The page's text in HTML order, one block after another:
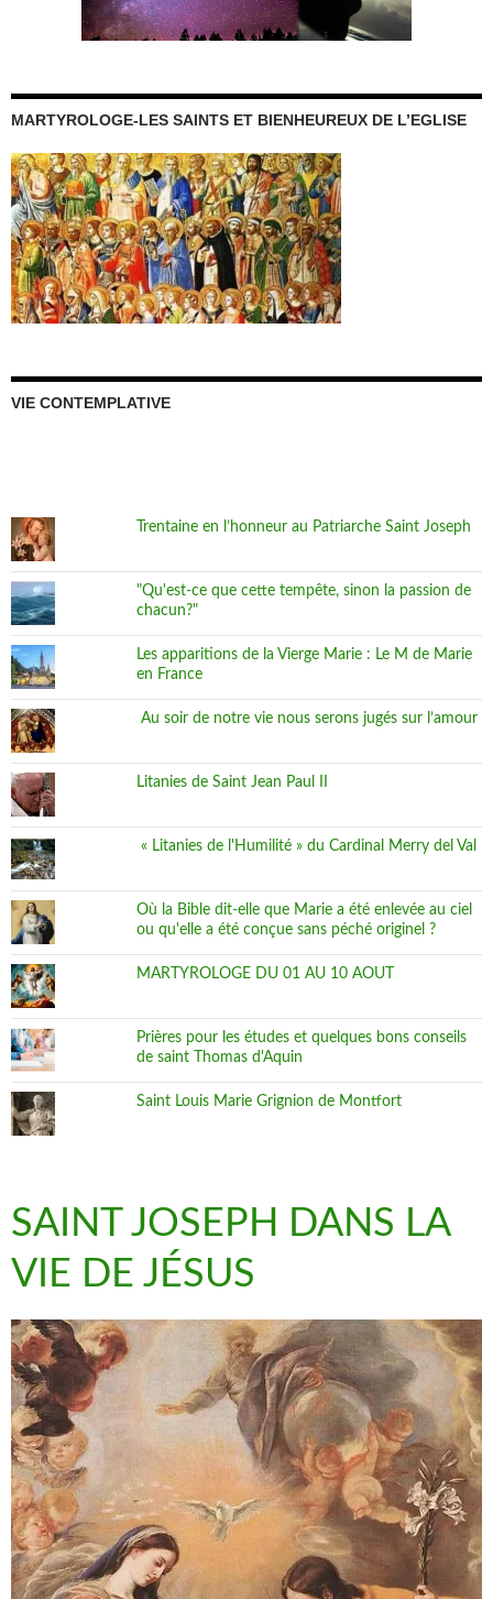
MARTYROLOGE-LES SAINTS ET BIENHEUREUX DE L’EGLISE
VIE CONTEMPLATIVE
Trentaine en l’honneur au Patriarche Saint Joseph
"Qu'est-ce que cette tempête, sinon la passion de
chacun?"
Les apparitions de la Vierge Marie : Le M de Marie
en France
Au soir de notre vie nous serons jugés sur l’amour
Litanies de Saint Jean Paul II
« Litanies de l'Humilité » du Cardinal Merry del Val
Où la Bible dit-elle que Marie a été enlevée au ciel
ou qu'elle a été conçue sans péché originel ?
MARTYROLOGE DU 01 AU 10 AOUT
Prières pour les études et quelques bons conseils
de saint Thomas d'Aquin
Saint Louis Marie Grignion de Montfort
SAINT JOSEPH DANS LA
VIE DE JÉSUS